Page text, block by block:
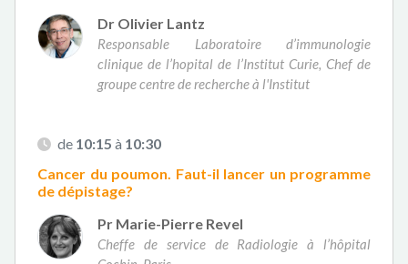
Dr Olivier Lantz
Responsable Laboratoire d’immunologie
clinique de l’hopital de l’Institut Curie, Chef de
groupe centre de recherche à l'Institut
de 10:15 à 10:30
Cancer du poumon. Faut-il lancer un programme
de dépistage?
Pr Marie-Pierre Revel
Cheffe de service de Radiologie à l’hôpital